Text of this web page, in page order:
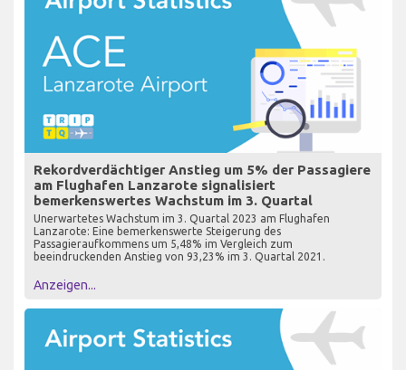
Rekordverdächtiger Anstieg um 5% der Passagiere
am Flughafen Lanzarote signalisiert
bemerkenswertes Wachstum im 3. Quartal
Unerwartetes Wachstum im 3. Quartal 2023 am Flughafen
Lanzarote: Eine bemerkenswerte Steigerung des
Passagieraufkommens um 5,48% im Vergleich zum
beeindruckenden Anstieg von 93,23% im 3. Quartal 2021.
Anzeigen...